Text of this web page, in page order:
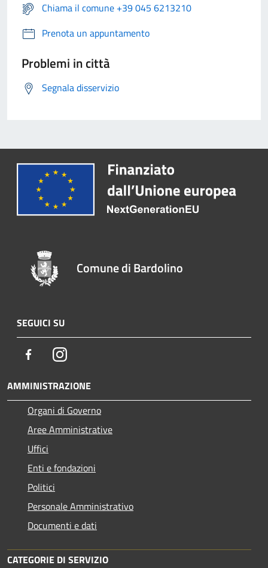
Chiama il comune +39 045 6213210
Prenota un appuntamento
Problemi in città
Segnala disservizio
Comune di Bardolino
SEGUICI SU
FacebookInstagram
AMMINISTRAZIONE
Organi di Governo
Aree Amministrative
Uffici
Enti e fondazioni
Politici
Personale Amministrativo
Documenti e dati
CATEGORIE DI SERVIZIO